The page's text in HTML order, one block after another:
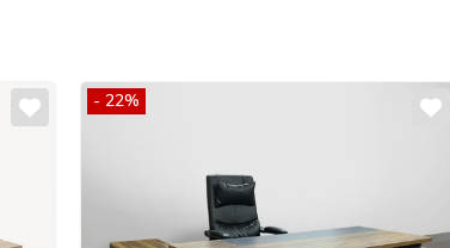
- 22%